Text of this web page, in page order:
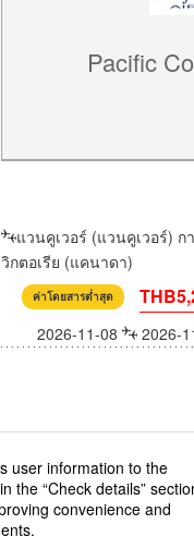
Pacific
แวนคูเวอร์ (แวนคูเวอร์) ก
วิกตอเรีย (แคนาดา)
ค่าโดยสารต่ำสุด
2026-11-08 2026-